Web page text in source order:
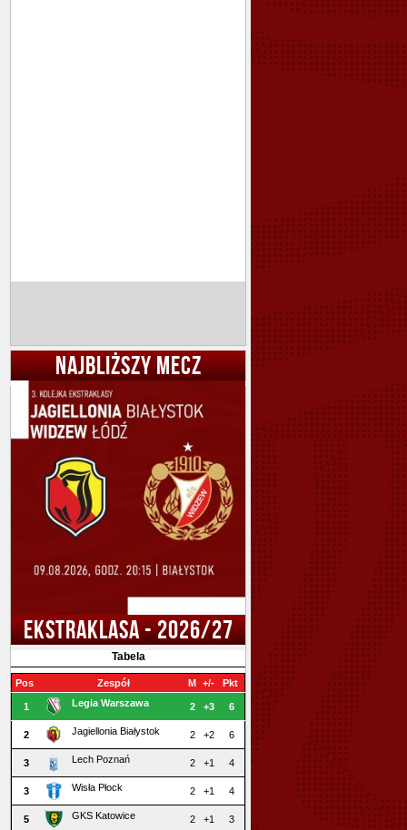
NAJBLIŻSZY MECZ
EKSTRAKLASA - 2026/27
Tabela
Pos Zespół M +/- Pkt
1 Legia Warszawa 2 +3 6
2 Jagiellonia Białystok 2 +2 6
3 Lech Poznań 2 +1 4
3 Wisła Płock 2 +1 4
5 GKS Katowice 2 +1 3